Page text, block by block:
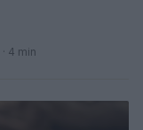
· 4 min